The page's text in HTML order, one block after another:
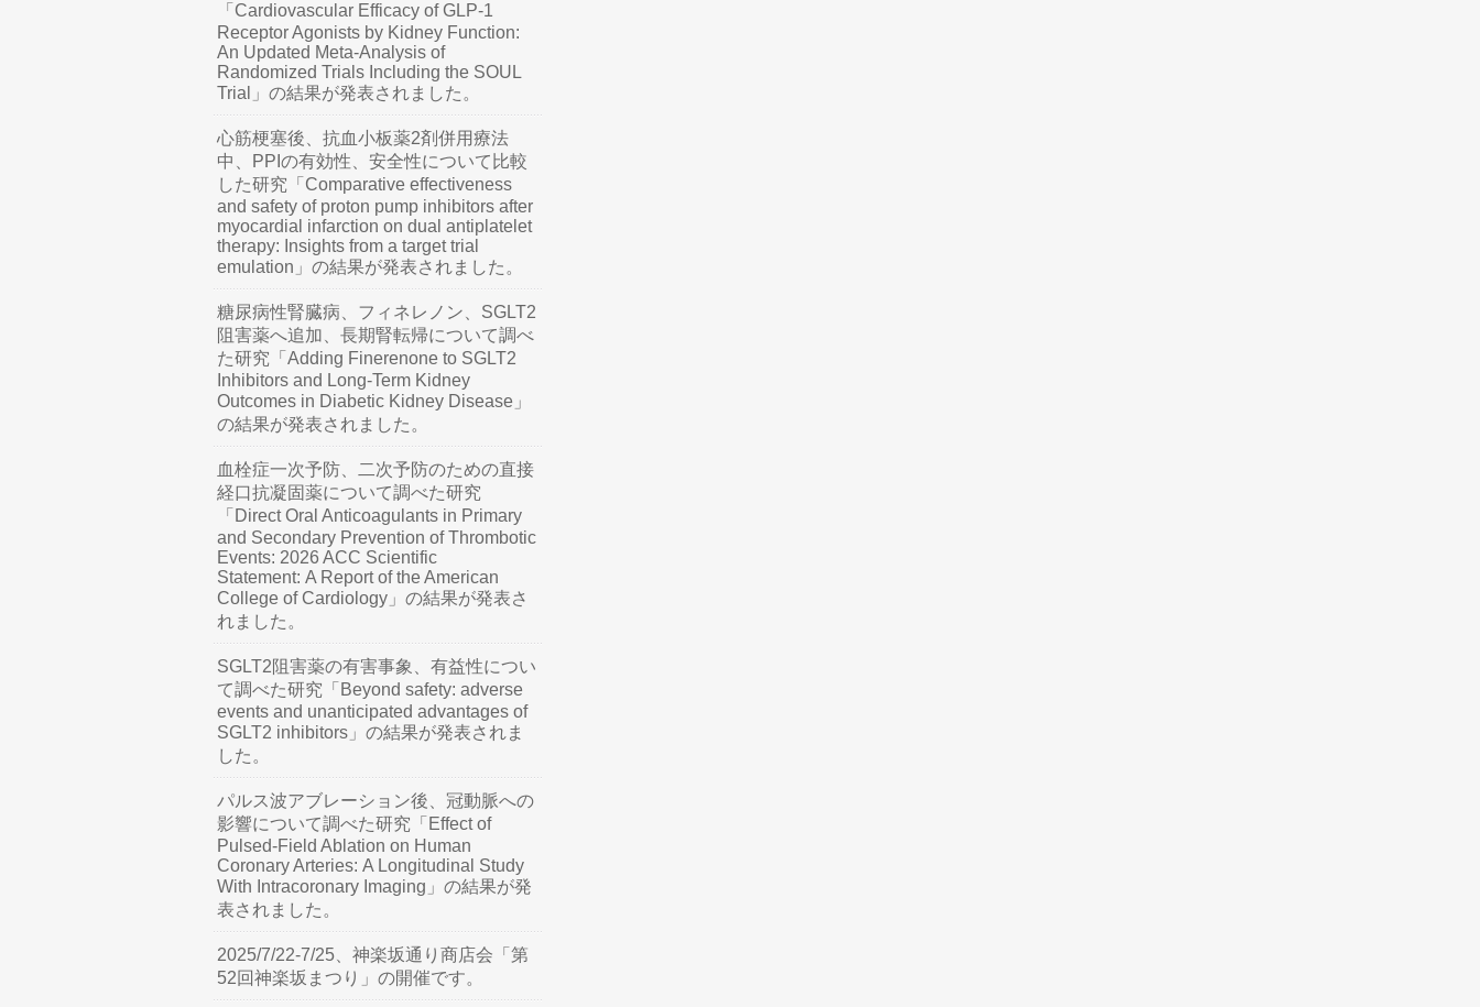
「Cardiovascular Efficacy of GLP-1
Receptor Agonists by Kidney Function:
An Updated Meta-Analysis of
Randomized Trials Including the SOUL
Trial」の結果が発表されました。
心筋梗塞後、抗血小板薬2剤併用療法
中、PPIの有効性、安全性について比較
した研究「Comparative effectiveness
and safety of proton pump inhibitors after
myocardial infarction on dual antiplatelet
therapy: Insights from a target trial
emulation」の結果が発表されました。
糖尿病性腎臓病、フィネレノン、SGLT2
阻害薬へ追加、長期腎転帰について調べ
た研究「Adding Finerenone to SGLT2
Inhibitors and Long-Term Kidney
Outcomes in Diabetic Kidney Disease」
の結果が発表されました。
血栓症一次予防、二次予防のための直接
経口抗凝固薬について調べた研究
「Direct Oral Anticoagulants in Primary
and Secondary Prevention of Thrombotic
Events: 2026 ACC Scientific
Statement: A Report of the American
College of Cardiology」の結果が発表さ
れました。
SGLT2阻害薬の有害事象、有益性につい
て調べた研究「Beyond safety: adverse
events and unanticipated advantages of
SGLT2 inhibitors」の結果が発表されま
した。
パルス波アブレーション後、冠動脈への
影響について調べた研究「Effect of
Pulsed-Field Ablation on Human
Coronary Arteries: A Longitudinal Study
With Intracoronary Imaging」の結果が発
表されました。
2025/7/22-7/25、神楽坂通り商店会「第
52回神楽坂まつり」の開催です。